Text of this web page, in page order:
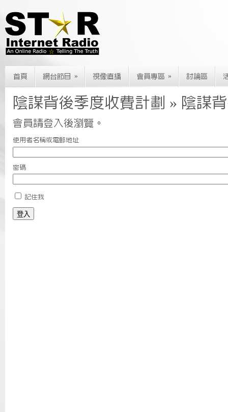
首頁 網台節目 » 視像直播 會員專區 » 討論區
陰謀背後季度收費計劃 » 陰謀
會員請登入後瀏覽。
使用者名稱或電郵地址
密碼
記住我
登入